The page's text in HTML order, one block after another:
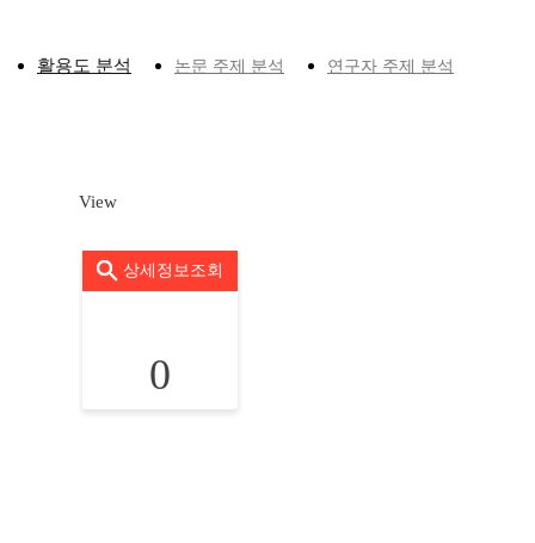
활용도 분석 논문 주제 분석 연구자 주제 분석
View
상세정보조회
0